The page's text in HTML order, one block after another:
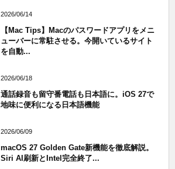
2026/06/14
【Mac Tips】Macのパスワードアプリをメニ
ューバーに常駐させる。今開いているサイト
を自動...
2026/06/18
通話録音も留守番電話も日本語に。iOS 27で
地味に便利になる日本語機能
2026/06/09
macOS 27 Golden Gate新機能を徹底解説。
Siri AI刷新とIntel完全終了...